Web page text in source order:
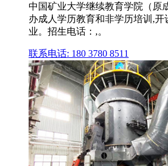
中国矿业大学继续教育学院（原
办成人学历教育和非学历培训,开
业。招生电话：,。
联系电话: 180 3780 8511